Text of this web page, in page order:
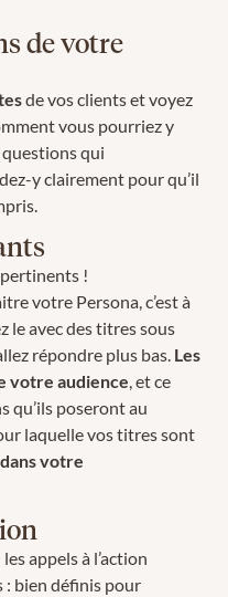
de votre
de vos clients et voyez
vous pourriez y
questions qui
y clairement pour qu’il
!
votre Persona, c’est à
le avec des titres sous
répondre plus bas. Les
votre audience, et ce
qu’ils poseront au
laquelle vos titres sont
votre
appels à l’action
: bien définis pour